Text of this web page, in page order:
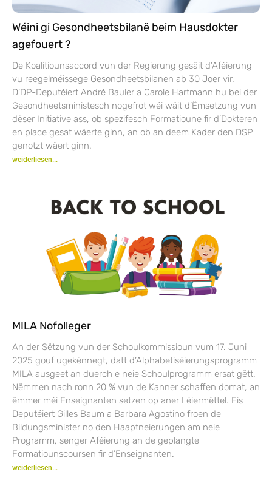
Wéini gi Gesondheetsbilanë beim Hausdokter
agefouert ?
De Koalitiounsaccord vun der Regierung gesäit d’Aféierung
vu reegelméissege Gesondheetsbilanen ab 30 Joer vir.
D’DP-Deputéiert André Bauler a Carole Hartmann hu bei der
Gesondheetsministesch nogefrot wéi wäit d’Ëmsetzung vun
dëser Initiative ass, ob spezifesch Formatioune fir d’Dokteren
en place gesat wäerte ginn, an ob an deem Kader den DSP
genotzt wäert ginn.
weiderliesen...
MILA Nofolleger
An der Sëtzung vun der Schoulkommissioun vum 17. Juni
2025 gouf ugekënnegt, datt d’Alphabetiséierungsprogramm
MILA ausgeet an duerch e neie Schoulprogramm ersat gëtt.
Nëmmen nach ronn 20 % vun de Kanner schaffen domat, an
ëmmer méi Enseignanten setzen op aner Léiermëttel. Eis
Deputéiert Gilles Baum a Barbara Agostino froen de
Bildungsminister no den Haaptneierungen am neie
Programm, senger Aféierung an de geplangte
Formatiounscoursen fir d’Enseignanten.
weiderliesen...